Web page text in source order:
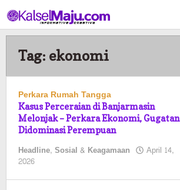
ke
konten
Tag: ekonomi
Perkara Rumah Tangga
Kasus Perceraian di Banjarmasin
Melonjak – Perkara Ekonomi, Gugatan
Didominasi Perempuan
Headline, Sosial & Keagamaan April 14,
2026